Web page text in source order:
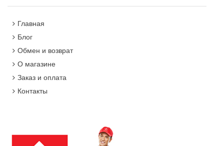
Главная
Блог
Обмен и возврат
О магазине
Заказ и оплата
Контакты